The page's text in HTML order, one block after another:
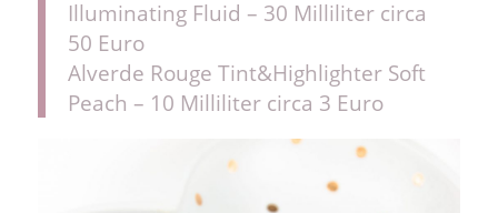
Illuminating Fluid – 30 Milliliter circa
50 Euro
Alverde Rouge Tint&Highlighter Soft
Peach – 10 Milliliter circa 3 Euro